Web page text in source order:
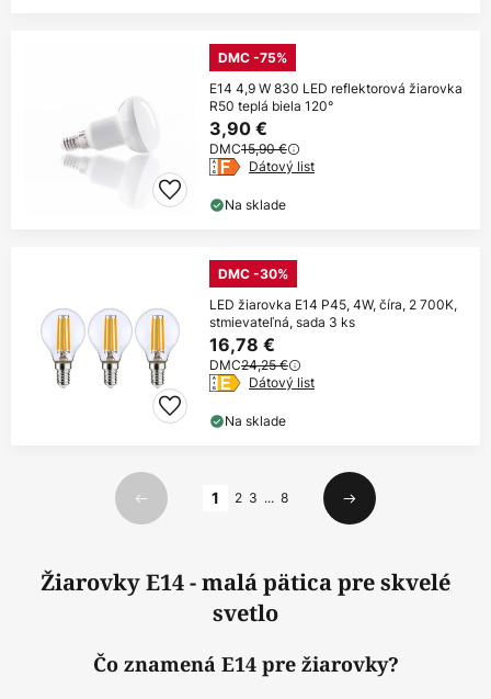
DMC -75%
E14 4,9 W 830 LED reflektorová žiarovka
R50 teplá biela 120°
3,90 €
DMC15,90 €
Dátový list
Na sklade
DMC -30%
LED žiarovka E14 P45, 4W, číra, 2 700K,
stmievateľná, sada 3 ks
16,78 €
DMC24,25 €
Dátový list
Na sklade
Predchádzajúci
1 2 3 ... 8
Ďalší
Žiarovky E14 - malá pätica pre skvelé
svetlo
Čo znamená E14 pre žiarovky?